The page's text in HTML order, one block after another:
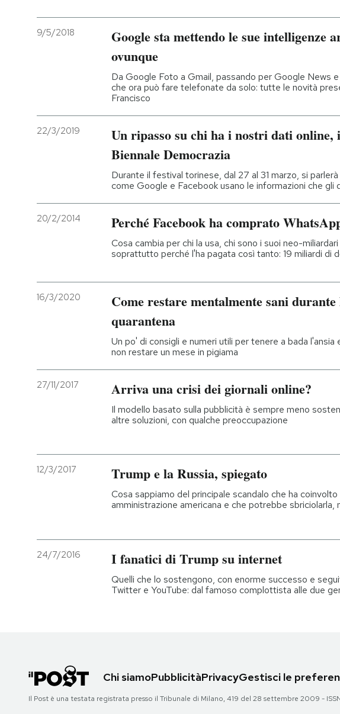
9/5/2018
Google sta mettendo le sue intelligenze
ovunque
Da Google Foto a Gmail, passando per Google News
che ora può fare telefonate da solo: tutte le novità
Francisco
22/3/2019
Un ripasso su chi ha i nostri dati online,
Biennale Democrazia
Durante il festival torinese, dal 27 al 31 marzo, si
come Google e Facebook usano le informazioni che gli
20/2/2014 Perché Facebook ha comprato
Cosa cambia per chi la usa, chi sono i suoi neo-
soprattutto perché l'ha pagata così tanto: 19 miliardi di
16/3/2020
Come restare mentalmente sani durante
quarantena
Un po' di consigli e numeri utili per tenere a bada l'ansia
non restare un mese in pigiama
27/11/2017 Arriva una crisi dei giornali online?
Il modello basato sulla pubblicità è sempre meno
altre soluzioni, con qualche preoccupazione
12/3/2017 Trump e la Russia, spiegato
Cosa sappiamo del principale scandalo che ha coinvolto
amministrazione americana e che potrebbe sbriciolarla,
24/7/2016 I fanatici di Trump su internet
Quelli che lo sostengono, con enorme successo e
Twitter e YouTube: dal famoso complottista alle due
Chi siamoPubblicitàPrivacyGestisci le
Il Post è una testata registrata presso il Tribunale di Milano, 419 del 28 settembre 2009 -